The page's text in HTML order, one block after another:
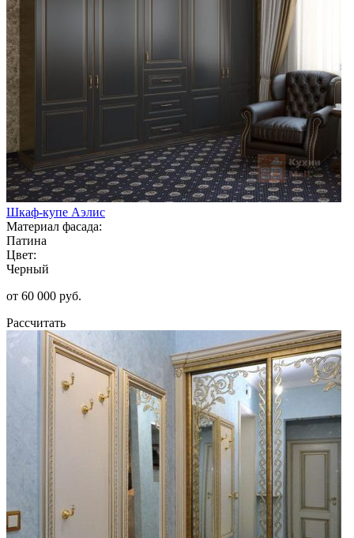
Шкаф-купе Аэлис
Материал фасада:
Патина
Цвет:
Черный
от 60 000 руб.
Рассчитать